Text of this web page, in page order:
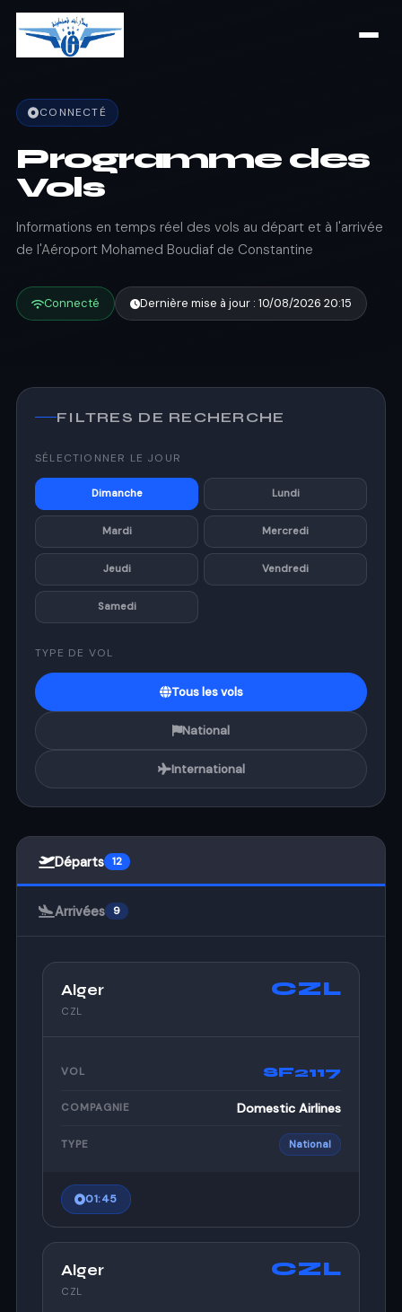
CONNECTÉ
Programme des
Vols
Informations en temps réel des vols au départ et à l'arrivée
de l'Aéroport Mohamed Boudiaf de Constantine
Connecté Dernière mise à jour : 10/08/2026 20:15
FILTRES DE RECHERCHE
SÉLECTIONNER LE JOUR
Dimanche Lundi
Mardi Mercredi
Jeudi Vendredi
Samedi
TYPE DE VOL
Tous les vols
National
International
Départs 12
Arrivées 9
Alger
CZL
CZL
VOL SF2117
COMPAGNIE Domestic Airlines
TYPE National
01:45
Alger
CZL
CZL